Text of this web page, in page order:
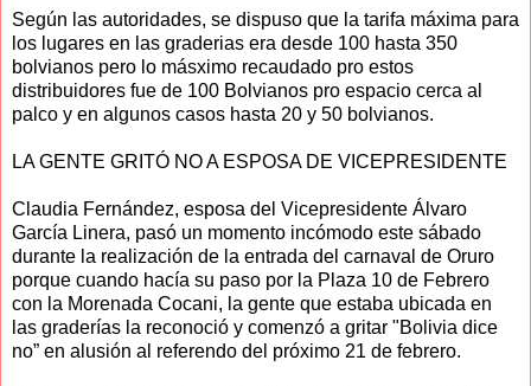
Según las autoridades, se dispuso que la tarifa máxima para
los lugares en las graderias era desde 100 hasta 350
bolvianos pero lo másximo recaudado pro estos
distribuidores fue de 100 Bolvianos pro espacio cerca al
palco y en algunos casos hasta 20 y 50 bolvianos.
LA GENTE GRITÓ NO A ESPOSA DE VICEPRESIDENTE
Claudia Fernández, esposa del Vicepresidente Álvaro
García Linera, pasó un momento incómodo este sábado
durante la realización de la entrada del carnaval de Oruro
porque cuando hacía su paso por la Plaza 10 de Febrero
con la Morenada Cocani, la gente que estaba ubicada en
las graderías la reconoció y comenzó a gritar "Bolivia dice
no” en alusión al referendo del próximo 21 de febrero.